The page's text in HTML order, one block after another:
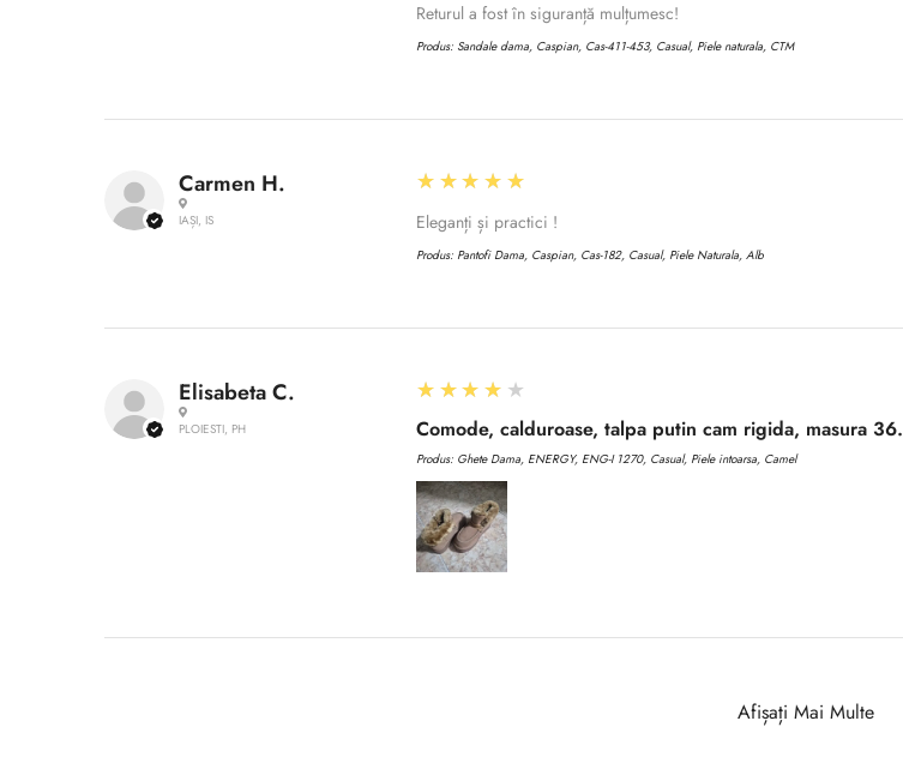
Returul a fost în siguranță mulțumesc!
Produs: Sandale dama, Caspian, Cas-411-453, Casual, Piele naturala, CTM
Carmen H.
IAȘI, IS
5
★★★★★
Eleganți și practici !
Produs: Pantofi Dama, Caspian, Cas-182, Casual, Piele Naturala, Alb
Elisabeta C.
PLOIESTI, PH
4
★★★★★
Comode, calduroase, talpa putin cam rigida, masura 36.
Produs: Ghete Dama, ENERGY, ENG-I 1270, Casual, Piele intoarsa, Camel
Afișați Mai Multe